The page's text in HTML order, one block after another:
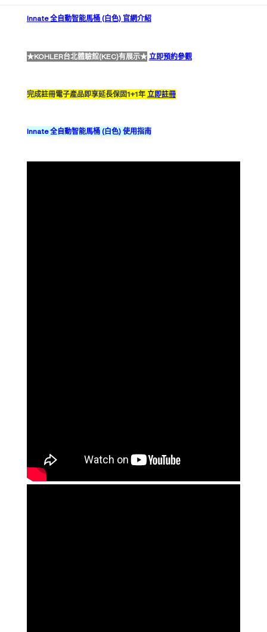
Innate 全自動智能馬桶 (白色) 官網介紹
★KOHLER台北體驗館(KEC)有展示★立即預約參觀
完成註冊電子產品即享延長保固1+1年立即註冊
Innate 全自動智能馬桶 (白色) 使用指南